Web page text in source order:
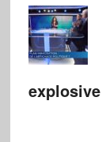
explosive